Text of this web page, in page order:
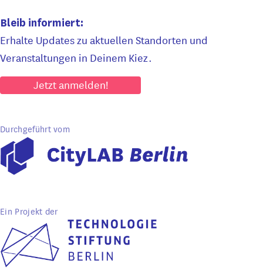
Bleib informiert:
Erhalte Updates zu aktuellen Standorten und
Veranstaltungen in Deinem Kiez.
Jetzt anmelden!
Durchgeführt vom
Ein Projekt der